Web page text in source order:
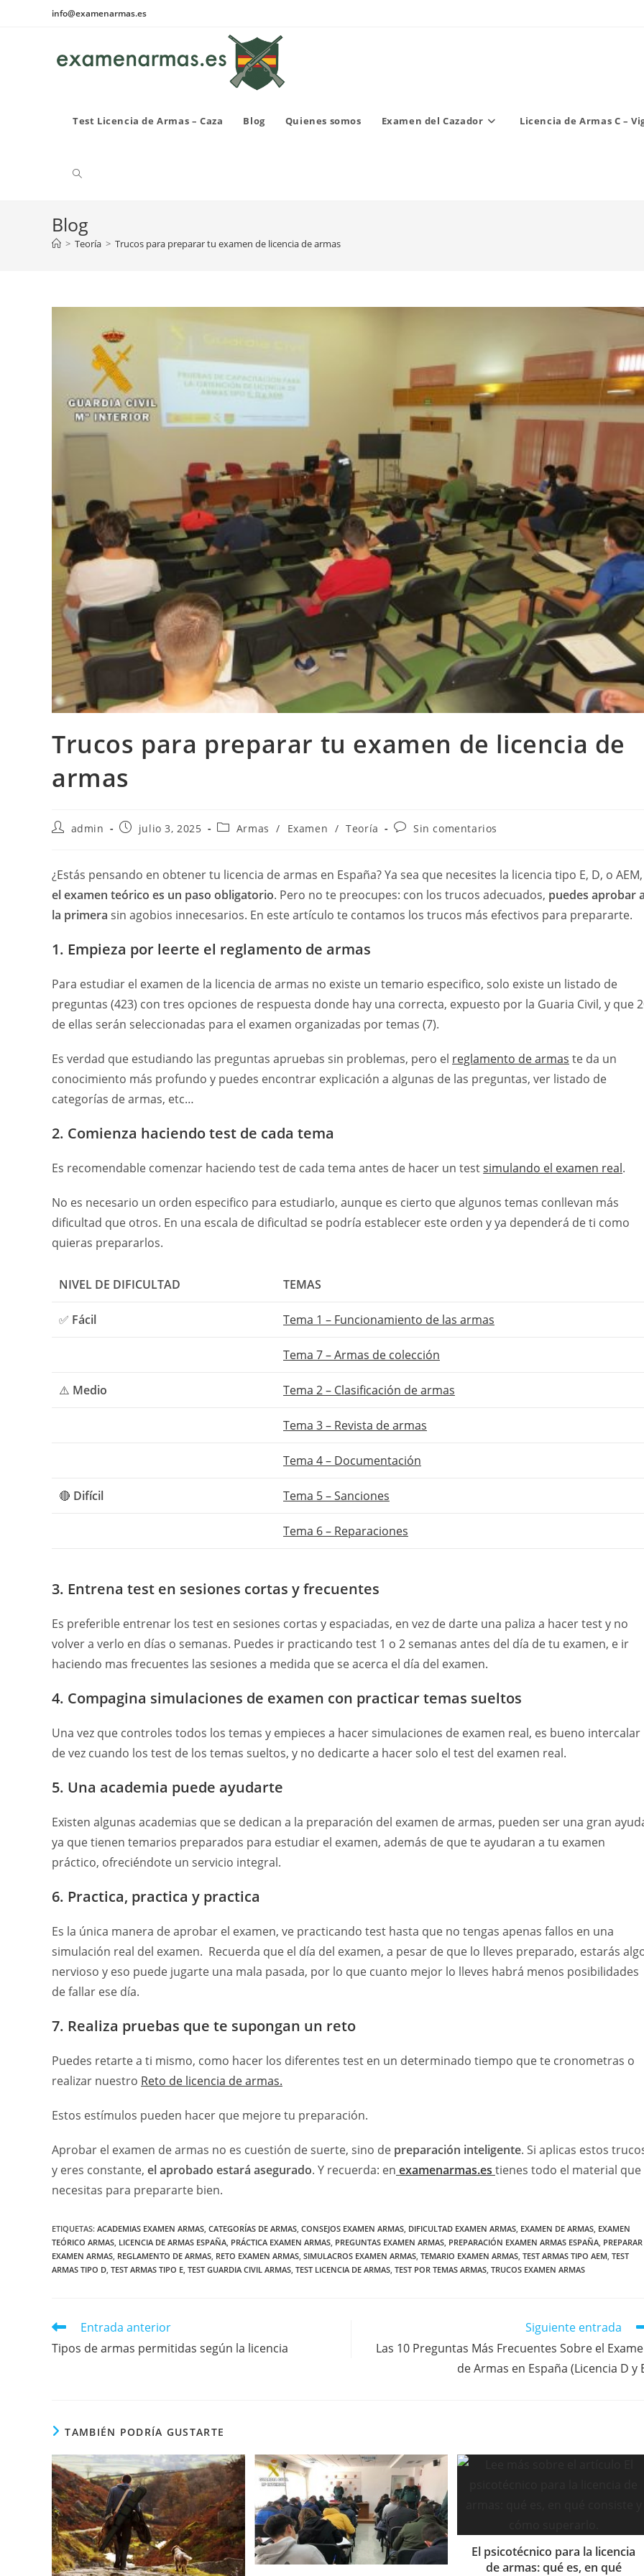
info@examenarmas.es
Test Licencia de Armas – Caza Blog Quienes somos Examen del Cazador Licencia de Armas C –
Alternar
búsqueda
web
Blog
> Teoría > Trucos para preparar tu examen de licencia de armas
Trucos para preparar tu examen de licencia de
armas
Autor
entrada:
admin
Publicación
entrada:
julio 3, 2025
Categoría
entrada:
Armas / Examen / Teoría
Comentarios
Sin comentarios
¿Estás pensando en obtener tu licencia de armas en España? Ya sea que necesites la licencia tipo E, D, o AEM,
el examen teórico es un paso obligatorio. Pero no te preocupes: con los trucos adecuados, puedes aprobar
la primera sin agobios innecesarios. En este artículo te contamos los trucos más efectivos para prepararte.
1. Empieza por leerte el reglamento de armas
Para estudiar el examen de la licencia de armas no existe un temario especifico, solo existe un listado de
preguntas (423) con tres opciones de respuesta donde hay una correcta, expuesto por la Guaria Civil, y que
de ellas serán seleccionadas para el examen organizadas por temas (7).
Es verdad que estudiando las preguntas apruebas sin problemas, pero el reglamento de armas te da un
conocimiento más profundo y puedes encontrar explicación a algunas de las preguntas, ver listado de
categorías de armas, etc…
2. Comienza haciendo test de cada tema
Es recomendable comenzar haciendo test de cada tema antes de hacer un testsimulando el examen real.
No es necesario un orden especifico para estudiarlo, aunque es cierto que algunos temas conllevan más
dificultad que otros. En una escala de dificultad se podría establecer este orden y ya dependerá de ti como
quieras prepararlos.
NIVEL DE DIFICULTAD TEMAS
✅ Fácil Tema 1 – Funcionamiento de las armas
Tema 7 – Armas de colección
⚠️ Medio Tema 2 – Clasificación de armas
Tema 3 – Revista de armas
Tema 4 – Documentación
🔴 Difícil Tema 5 – Sanciones
Tema 6 – Reparaciones
3. Entrena test en sesiones cortas y frecuentes
Es preferible entrenar los test en sesiones cortas y espaciadas, en vez de darte una paliza a hacer test y no
volver a verlo en días o semanas. Puedes ir practicando test 1 o 2 semanas antes del día de tu examen, e ir
haciendo mas frecuentes las sesiones a medida que se acerca el día del examen.
4. Compagina simulaciones de examen con practicar temas sueltos
Una vez que controles todos los temas y empieces a hacer simulaciones de examen real, es bueno intercalar
de vez cuando los test de los temas sueltos, y no dedicarte a hacer solo el test del examen real.
5. Una academia puede ayudarte
Existen algunas academias que se dedican a la preparación del examen de armas, pueden ser una gran
ya que tienen temarios preparados para estudiar el examen, además de que te ayudaran a tu examen
práctico, ofreciéndote un servicio integral.
6. Practica, practica y practica
Es la única manera de aprobar el examen, ve practicando test hasta que no tengas apenas fallos en una
simulación real del examen. Recuerda que el día del examen, a pesar de que lo lleves preparado, estarás
nervioso y eso puede jugarte una mala pasada, por lo que cuanto mejor lo lleves habrá menos posibilidades
de fallar ese día.
7. Realiza pruebas que te supongan un reto
Puedes retarte a ti mismo, como hacer los diferentes test en un determinado tiempo que te cronometras o
realizar nuestro Reto de licencia de armas.
Estos estímulos pueden hacer que mejore tu preparación.
Aprobar el examen de armas no es cuestión de suerte, sino de preparación inteligente. Si aplicas estos
y eres constante, el aprobado estará asegurado. Y recuerda: en examenarmas.es tienes todo el material que
necesitas para prepararte bien.
ETIQUETAS: ACADEMIAS EXAMEN ARMAS CATEGORÍAS DE ARMAS CONSEJOS EXAMEN ARMAS DIFICULTAD EXAMEN ARMAS EXAMEN DE ARMAS EXAMEN
TEÓRICO ARMAS LICENCIA DE ARMAS ESPAÑA PRÁCTICA EXAMEN ARMAS PREGUNTAS EXAMEN ARMAS PREPARACIÓN EXAMEN ARMAS ESPAÑA PREPARAR
EXAMEN ARMAS REGLAMENTO DE ARMAS RETO EXAMEN ARMAS SIMULACROS EXAMEN ARMAS TEMARIO EXAMEN ARMAS TEST ARMAS TIPO AEM TEST
ARMAS TIPO D TEST ARMAS TIPO E TEST GUARDIA CIVIL ARMAS TEST LICENCIA DE ARMAS TEST POR TEMAS ARMAS TRUCOS EXAMEN ARMAS
Leer
artículos
Entrada anterior
Tipos de armas permitidas según la licencia
Siguiente entrada
Las 10 Preguntas Más Frecuentes Sobre el
de Armas en España (Licencia D y
TAMBIÉN PODRÍA GUSTARTE
El psicotécnico para la licencia
de armas: qué es, en qué